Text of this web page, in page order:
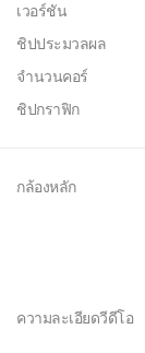
เวอร์ชัน
ชิปประมวลผล
จำนวนคอร์
ชิปกราฟิก
กล้องหลัก
ความละเอียดวีดีโอ